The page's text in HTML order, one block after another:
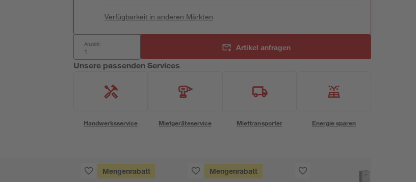
Verfügbarkeit in anderen Märkten
Anzahl: Artikel anfragen
Unsere passenden Services
Handwerksservice Mietgeräteservice Miettransporter Energie sparen
Mengenrabatt Mengenrabatt